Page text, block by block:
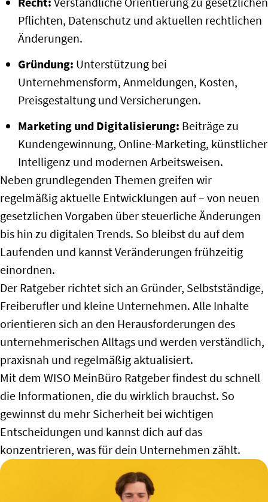
Pflichten, Datenschutz und aktuellen rechtlichen
Änderungen.
Gründung: Unterstützung bei
Unternehmensform, Anmeldungen, Kosten,
Preisgestaltung und Versicherungen.
Marketing und Digitalisierung: Beiträge zu
Kundengewinnung, Online-Marketing, künstlicher
Intelligenz und modernen Arbeitsweisen.
Neben grundlegenden Themen greifen wir
regelmäßig aktuelle Entwicklungen auf – von neuen
gesetzlichen Vorgaben über steuerliche Änderungen
bis hin zu digitalen Trends. So bleibst du auf dem
Laufenden und kannst Veränderungen frühzeitig
einordnen.
Der Ratgeber richtet sich an Gründer, Selbstständige,
Freiberufler und kleine Unternehmen. Alle Inhalte
orientieren sich an den Herausforderungen des
unternehmerischen Alltags und werden verständlich,
praxisnah und regelmäßig aktualisiert.
Mit dem WISO MeinBüro Ratgeber findest du schnell
die Informationen, die du wirklich brauchst. So
gewinnst du mehr Sicherheit bei wichtigen
Entscheidungen und kannst dich auf das
konzentrieren, was für dein Unternehmen zählt.